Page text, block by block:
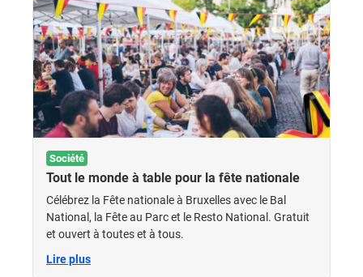
Société
Tout le monde à table pour la fête nationale
Célébrez la Fête nationale à Bruxelles avec le Bal
National, la Fête au Parc et le Resto National. Gratuit
et ouvert à toutes et à tous.
Lire plus